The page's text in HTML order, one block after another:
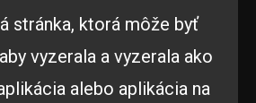
stránka, ktorá môže byť
vyzerala a vyzerala ako
alebo aplikácia na